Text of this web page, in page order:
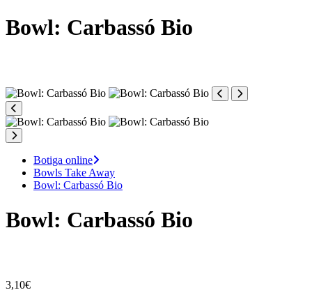
Bowl: Carbassó Bio
Botiga online
Bowls Take Away
Bowl: Carbassó Bio
Bowl: Carbassó Bio
3,10€